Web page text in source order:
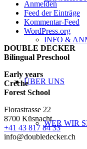
INFO &
ÜBER UNS
WER WIR
Anmelden
Feed der Einträge
Kommentar-Feed
WordPress.org
DOUBLE DECKER
Bilingual Preschool
Early years
Crèche
Forest School
Florastrasse 22
8700 Küsnacht
+41 43 817 84 33
info@doubledecker.ch